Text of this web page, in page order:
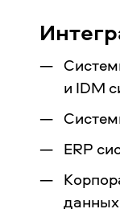
и IDM
ERP
данных